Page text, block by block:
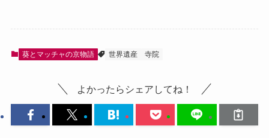
葵とマッチャの京物語 世界遺産 寺院
よかったらシェアしてね！